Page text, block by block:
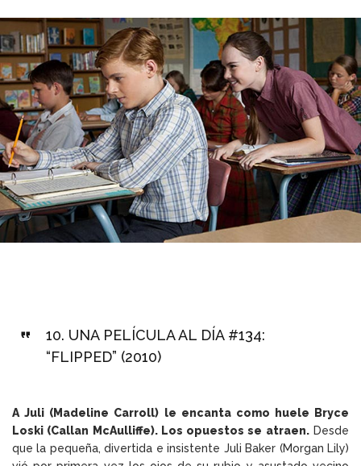
10. UNA PELÍCULA AL DÍA #134:
“FLIPPED” (2010)
A Juli (Madeline Carroll) le encanta como huele Bryce
Loski (Callan McAulliffe). Los opuestos se atraen.Desde
que la pequeña, divertida e insistente Juli Baker (Morgan Lily)